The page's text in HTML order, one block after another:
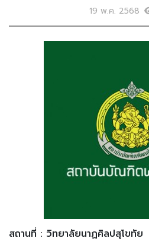
19 พ.ค. 2568
สถานที่ : วิทยาลัยนาฏศิลปสุโขทัย